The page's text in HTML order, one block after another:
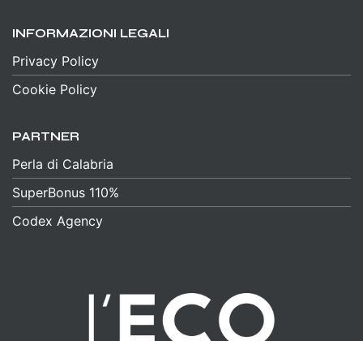
INFORMAZIONI LEGALI
Privacy Policy
Cookie Policy
PARTNER
Perla di Calabria
SuperBonus 110%
Codex Agency